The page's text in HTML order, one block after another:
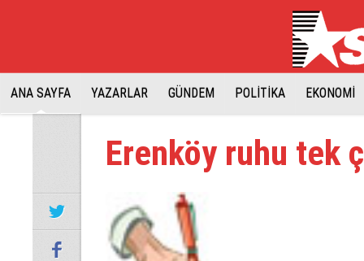
ANA SAYFA YAZARLAR GÜNDEM POLİTİKA EKONOMİ
Erenköy ruhu tek